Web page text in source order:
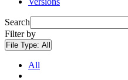
Search
Filter by
File Type: All
All